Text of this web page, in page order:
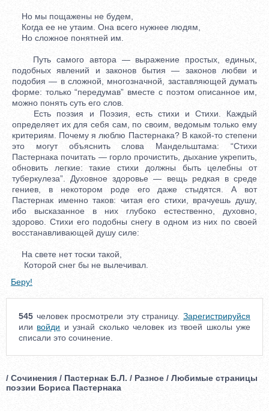
Но мы пощажены не будем,
Когда ее не утаим. Она всего нужнее людям,
Но сложное понятней им.
Путь самого автора — выражение простых, единых,
подобных явлений и законов бытия — законов любви и
подобия — в сложной, многозначной, заставляющей думать
форме: только “передумав” вместе с поэтом описанное им,
можно понять суть его слов.
Есть поэзия и Поэзия, есть стихи и Стихи. Каждый
определяет их для себя сам, по своим, ведомым только ему
критериям. Почему я люблю Пастернака? В какой-то степени
это могут объяснить слова Мандельштама: “Стихи
Пастернака почитать — горло прочистить, дыхание укрепить,
обновить легкие: такие стихи должны быть целебны от
туберкулеза”. Духовное здоровье — вещь редкая в среде
гениев, в некотором роде его даже стыдятся. А вот
Пастернак именно таков: читая его стихи, врачуешь душу,
ибо высказанное в них глубоко естественно, духовно,
здорово. Стихи его подобны снегу в одном из них по своей
восстанавливающей душу силе:
На свете нет тоски такой,
Которой снег бы не вылечивал.
Беру!
545 человек просмотрели эту страницу. Зарегистрируйся
или войди и узнай сколько человек из твоей школы уже
списали это сочинение.
/ Сочинения / Пастернак Б.Л. / Разное / Любимые страницы
поэзии Бориса Пастернака